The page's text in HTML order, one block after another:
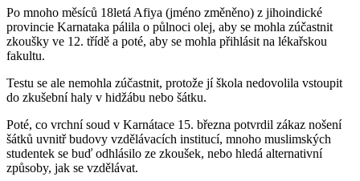
Po mnoho měsíců 18letá Afiya (jméno změněno) z jihoindické
provincie Karnataka pálila o půlnoci olej, aby se mohla zúčastnit
zkoušky ve 12. třídě a poté, aby se mohla přihlásit na lékařskou
fakultu.
Testu se ale nemohla zúčastnit, protože jí škola nedovolila vstoupit
do zkušební haly v hidžábu nebo šátku.
Poté, co vrchní soud v Karnátace 15. března potvrdil zákaz nošení
šátků uvnitř budovy vzdělávacích institucí, mnoho muslimských
studentek se buď odhlásilo ze zkoušek, nebo hledá alternativní
způsoby, jak se vzdělávat.